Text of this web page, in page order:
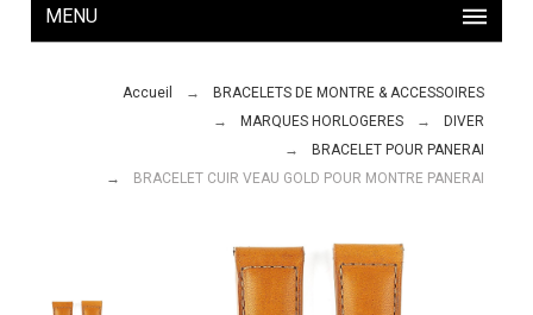
MENU
Accueil
BRACELETS DE MONTRE & ACCESSOIRES
MARQUES HORLOGERES
DIVER
BRACELET POUR PANERAI
BRACELET CUIR VEAU GOLD POUR MONTRE PANERAI